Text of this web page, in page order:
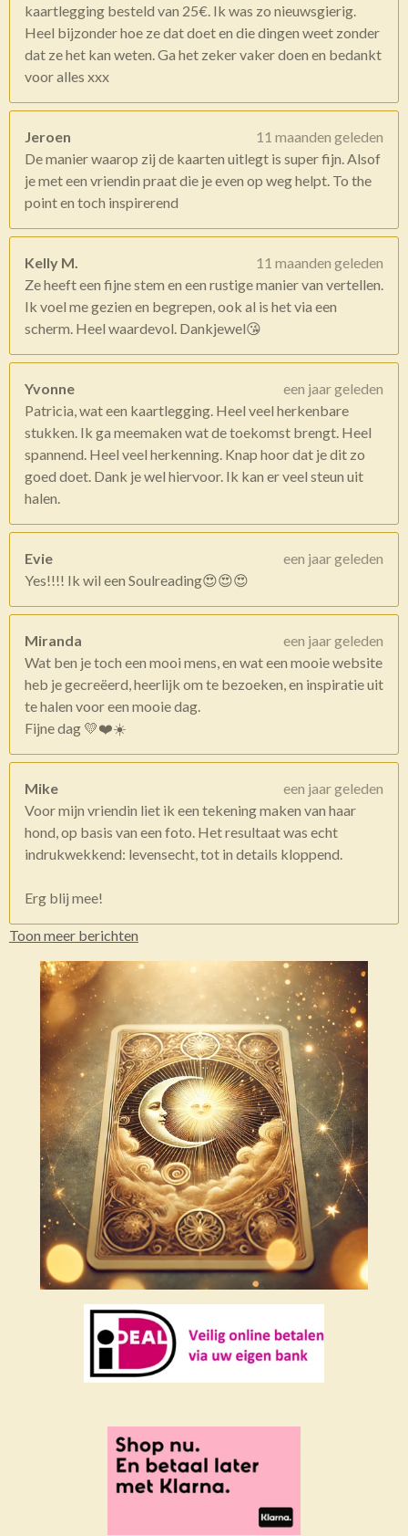
kaartlegging besteld van 25€. Ik was zo nieuwsgierig.
Heel bijzonder hoe ze dat doet en die dingen weet zonder
dat ze het kan weten. Ga het zeker vaker doen en bedankt
voor alles xxx
Jeroen
11 maanden geleden
De manier waarop zij de kaarten uitlegt is super fijn. Alsof
je met een vriendin praat die je even op weg helpt. To the
point en toch inspirerend
Kelly M.
11 maanden geleden
Ze heeft een fijne stem en een rustige manier van vertellen.
Ik voel me gezien en begrepen, ook al is het via een
scherm. Heel waardevol. Dankjewel😘
Yvonne
een jaar geleden
Patricia, wat een kaartlegging. Heel veel herkenbare
stukken. Ik ga meemaken wat de toekomst brengt. Heel
spannend. Heel veel herkenning. Knap hoor dat je dit zo
goed doet. Dank je wel hiervoor. Ik kan er veel steun uit
halen.
Evie
een jaar geleden
Yes!!!! Ik wil een Soulreading😍😍😍
Miranda
een jaar geleden
Wat ben je toch een mooi mens, en wat een mooie website
heb je gecreëerd, heerlijk om te bezoeken, en inspiratie uit
te halen voor een mooie dag.
Fijne dag 💛❤️☀️
Mike
een jaar geleden
Voor mijn vriendin liet ik een tekening maken van haar
hond, op basis van een foto. Het resultaat was echt
indrukwekkend: levensecht, tot in details kloppend.
Erg blij mee!
Toon meer berichten